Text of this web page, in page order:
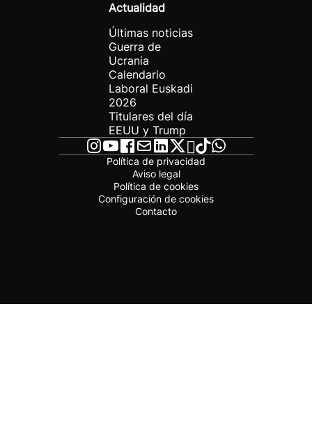
Actualidad
Últimas noticias
Guerra de
Ucrania
Calendario
Laboral Euskadi
2026
Titulares del día
EEUU y Trump
Política de privacidad
Aviso legal
Política de cookies
Configuración de cookies
Contacto